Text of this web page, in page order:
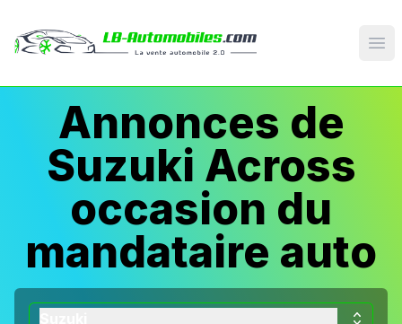
Annonces de
Suzuki Across
occasion du
mandataire auto